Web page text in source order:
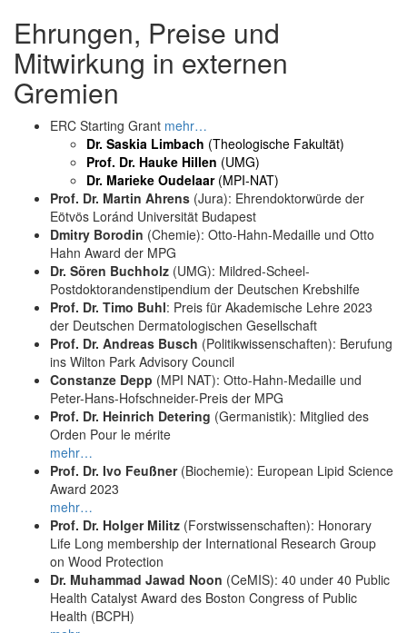
Ehrungen, Preise und
Mitwirkung in externen
Gremien
ERC Starting Grant mehr…
Dr. Saskia Limbach (Theologische Fakultät)
Prof. Dr. Hauke Hillen (UMG)
Dr. Marieke Oudelaar(MPI-NAT)
Prof. Dr. Martin Ahrens (Jura): Ehrendoktorwürde der
Eötvös Loránd Universität Budapest
Dmitry Borodin (Chemie): Otto-Hahn-Medaille und Otto
Hahn Award der MPG
Dr. Sören Buchholz (UMG): Mildred-Scheel-
Postdoktorandenstipendium der Deutschen Krebshilfe
Prof. Dr. Timo Buhl: Preis für Akademische Lehre 2023
der Deutschen Dermatologischen Gesellschaft
Prof. Dr. Andreas Busch (Politikwissenschaften): Berufung
ins Wilton Park Advisory Council
Constanze Depp (MPI NAT): Otto-Hahn-Medaille und
Peter-Hans-Hofschneider-Preis der MPG
Prof. Dr. Heinrich Detering (Germanistik): Mitglied des
Orden Pour le mérite
mehr…
Prof. Dr. Ivo Feußner(Biochemie): European Lipid Science
Award 2023
mehr…
Prof. Dr. Holger Militz (Forstwissenschaften): Honorary
Life Long membership der International Research Group
on Wood Protection
Dr. Muhammad Jawad Noon (CeMIS): 40 under 40 Public
Health Catalyst Award des Boston Congress of Public
Health (BCPH)